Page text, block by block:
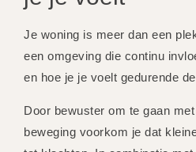
Je woning is meer dan een
een omgeving die continu
en hoe je je voelt gedurende
Door bewuster om te gaan
beweging voorkom je dat